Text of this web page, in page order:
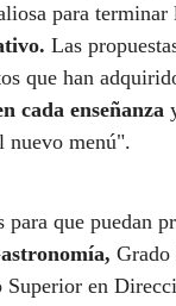
para terminar
Las
que han
cada enseñanza
nuevo menú".
para que puedan
Grado
en